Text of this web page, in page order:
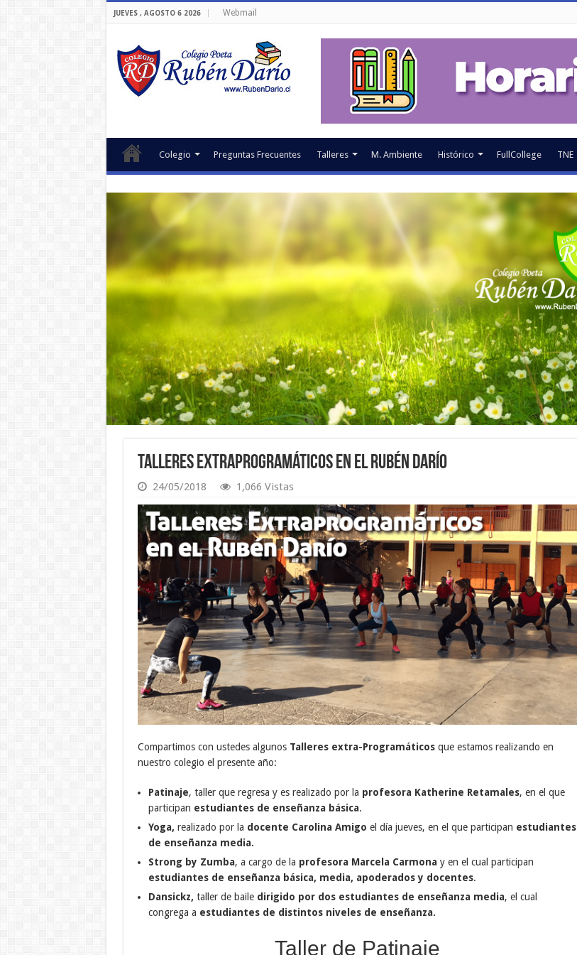
JUEVES , AGOSTO 6 2026 Webmail
Colegio Preguntas Frecuentes Talleres M. Ambiente Histórico FullCollege TNE
Talleres Extraprogramáticos en el Rubén Darío
24/05/2018 1,066 Vistas
Compartimos con ustedes algunos Talleres extra-Programáticosque estamos realizando en
nuestro colegio el presente año:
Patinaje, taller que regresa y es realizado por la profesora Katherine Retamales, en el que
participan estudiantes de enseñanza básica.
Yoga, realizado por la docente Carolina Amigo el día jueves, en el que participan estudiantes
de enseñanza media.
Strong by Zumba, a cargo de la profesora Marcela Carmonay en el cual participan
estudiantes de enseñanza básica, media, apoderados y docentes.
Dansickz, taller de baile dirigido por dos estudiantes de enseñanza media, el cual
congrega a estudiantes de distintos niveles de enseñanza.
Taller de Patinaje